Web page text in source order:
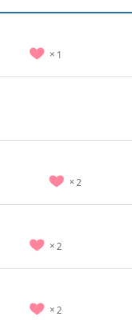
1
2
2
2